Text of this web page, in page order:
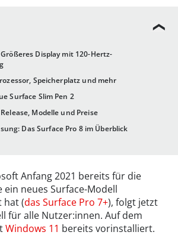
Display mit 120-Hertz-
Speicherplatz und mehr
Surface Slim Pen 2
Modelle und Preise
Das Surface Pro 8 im Überblick
Anfang 2021 bereits für die
ein neues Surface-Modell
hat (das Surface Pro 7+), folgt jetzt
für alle Nutzer:innen. Auf dem
Windows 11 bereits vorinstalliert.